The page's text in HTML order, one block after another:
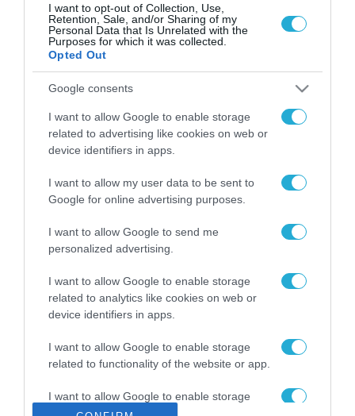
I want to opt-out of Collection, Use,
Retention, Sale, and/or Sharing of my
Personal Data that Is Unrelated with the
Purposes for which it was collected.
Opted Out
Google consents
I want to allow Google to enable storage
related to advertising like cookies on web or
device identifiers in apps.
I want to allow my user data to be sent to
Google for online advertising purposes.
I want to allow Google to send me
personalized advertising.
I want to allow Google to enable storage
related to analytics like cookies on web or
device identifiers in apps.
I want to allow Google to enable storage
related to functionality of the website or app.
I want to allow Google to enable storage
related to personalization.
ΡΟΗ ΕΙΔΗΣΕΩΝ
Το χρηματοδοτούμενο
από την ΕΕ έργο “The
Gaming Police”
ενισχύει την ασφάλεια
των παιδιών στο
διαδίκτυο
31.07.2026
ΑΑΔΕ: Διευκρινίσεις
για τα πρόστιμα σε
αφορούν τους ΦΗΜ
Σ. Καλαφάτης: «Η
Τεχνητή Νοημοσύνη
δεν είναι απλώς μια
μια νέα βιομηχανική
επανάσταση»
Νέος οδηγός του ΕΚΤ
των ελληνικών